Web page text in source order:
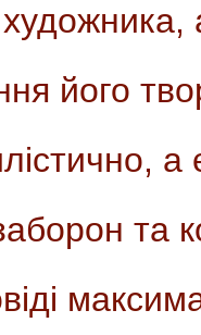
його
та